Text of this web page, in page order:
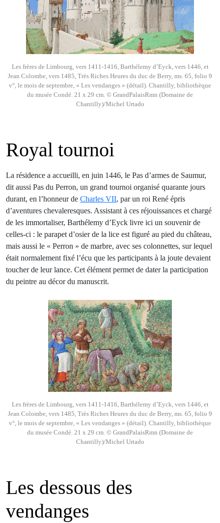
Les frères de Limbourg, vers 1411-1416, Barthélemy d’Eyck, vers 1446, et
Jean Colombe, vers 1485, Très Riches Heures du duc de Berry, ms. 65, folio 9
v°, le mois de septembre, « Les vendanges » (détail). Chantilly, bibliothèque
du musée Condé. 21 x 29 cm. © GrandPalaisRmn (Domaine de
Chantilly)/Michel Urtado
Royal tournoi
La résidence a accueilli, en juin 1446, le Pas d’armes de Saumur,
dit aussi Pas du Perron, un grand tournoi organisé quarante jours
durant, en l’honneur de Charles VII, par un roi René épris
d’aventures chevaleresques. Assistant à ces réjouissances et chargé
de les immortaliser, Barthélemy d’Eyck livre ici un souvenir de
celles-ci : le parapet d’osier de la lice est figuré au pied du château,
mais aussi le « Perron » de marbre, avec ses colonnettes, sur lequel
était normalement fixé l’écu que les participants à la joute devaient
toucher de leur lance. Cet élément permet de dater la participation
du peintre au décor du manuscrit.
Les frères de Limbourg, vers 1411-1416, Barthélemy d’Eyck, vers 1446, et
Jean Colombe, vers 1485, Très Riches Heures du duc de Berry, ms. 65, folio 9
v°, le mois de septembre, « Les vendanges » (détail). Chantilly, bibliothèque
du musée Condé. 21 x 29 cm. © GrandPalaisRmn (Domaine de
Chantilly)/Michel Urtado
Les dessous des
vendanges